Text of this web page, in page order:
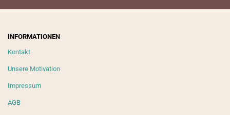
INFORMATIONEN
Kontakt
Unsere Motivation
Impressum
AGB